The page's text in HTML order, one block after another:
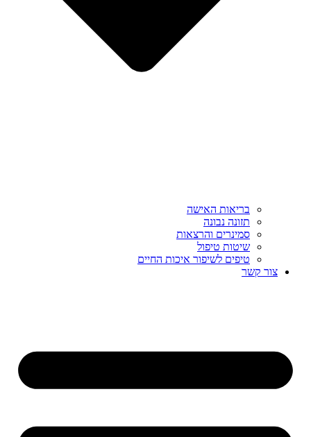
בריאות האישה
תזונה נבונה
סמינרים והרצאות
שיטות טיפול
טיפים לשיפור איכות החיים
צור קשר